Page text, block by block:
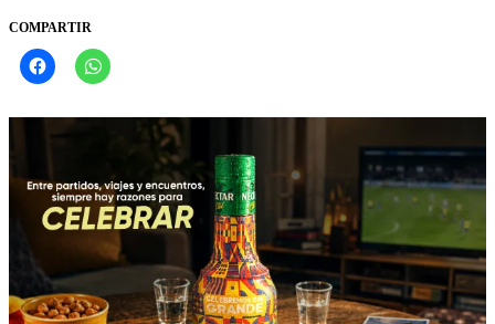
COMPARTIR